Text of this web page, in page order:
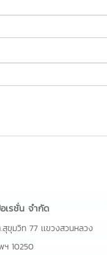
เรชั่น จำกัด
ขุมวิท 77 เเขวงสวนหลวง
ฯ 10250